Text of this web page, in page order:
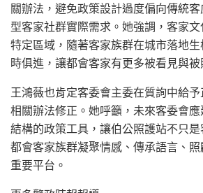
關辦法，避免政策設計過度偏向傳統
型客家社群實際需求。她強調，客家
特定區域，隨著客家族群在城市落地
時俱進，讓都會客家有更多被看見與被
王鴻薇也肯定客委會主委在質詢中給
相關辦法修正。她呼籲，未來客委會
結構的政策工具，讓伯公照護站不只
都會客家族群凝聚情感、傳承語言、
重要平台。